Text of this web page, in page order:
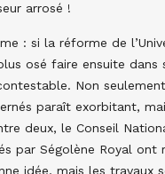
arrosé !
: si la réforme de
osé faire ensuite
Non
paraît exorbitant,
deux, le Conseil
par Ségolène Royal
idée, mais les